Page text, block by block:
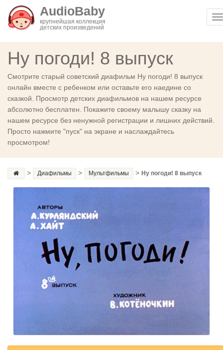
AudioBaby
крупнейшая коллекция
детских произведений
Ну погоди! 8 выпуск
Смотрите старый советский диафильм Ну погоди! 8 выпуск
онлайн вместе с ребенком или оставьте его наедине со
сказкой. Просмотр детских диафильмов на нашем ресурсе
абсолютно бесплатен. Покажите своему малышу сказку на
нашем ресурсе без ненужной регистрации и лишних действий.
Просто нажмите "пуск" на экране и наслаждайтесь
просмотром!
> Диафильмы > Мультфильмы > Ну погоди! 8 выпуск